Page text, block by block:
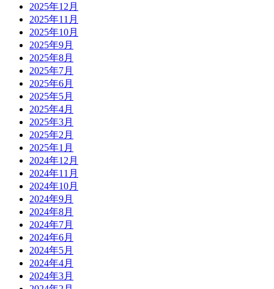
2025年12月
2025年11月
2025年10月
2025年9月
2025年8月
2025年7月
2025年6月
2025年5月
2025年4月
2025年3月
2025年2月
2025年1月
2024年12月
2024年11月
2024年10月
2024年9月
2024年8月
2024年7月
2024年6月
2024年5月
2024年4月
2024年3月